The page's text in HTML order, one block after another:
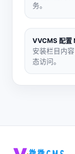
务。
VVCMS 配置
安装栏目内
态访问。